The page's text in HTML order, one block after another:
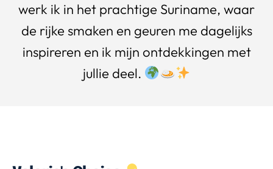
werk ik in het prachtige Suriname, waar
de rijke smaken en geuren me dagelijks
inspireren en ik mijn ontdekkingen met
jullie deel.